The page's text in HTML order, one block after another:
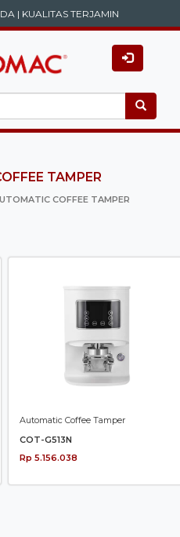
| KUALITAS TERJAMIN
TAMPER
COFFEE TAMPER
Automatic Coffee Tamper
COT-G513N
Rp 5.156.038